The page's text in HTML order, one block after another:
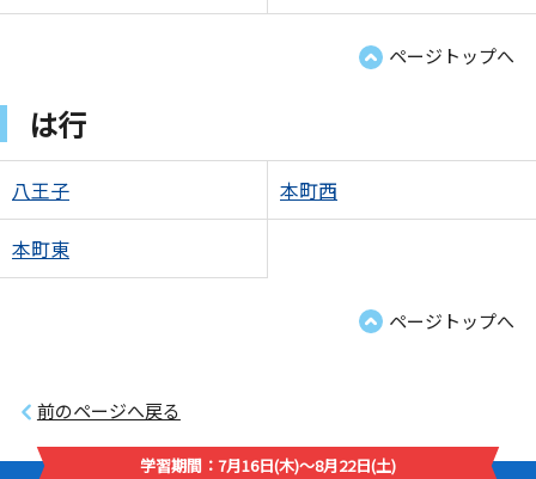
ページトップへ
は行
八王子 本町西
本町東
ページトップへ
前のページへ戻る
学習期間：7月16日(木)～8月22日(土)